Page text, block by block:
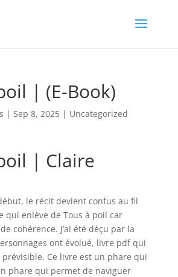
| (E-Book)
| Sep 8, 2025| Uncategorized
| Claire
le récit devient confus au fil
qui enlève de Tous à poil car
cohérence. J’ai été déçu par la
ont évolué, livre pdf qui
prévisible. Ce livre est un phare qui
phare qui permet de naviguer